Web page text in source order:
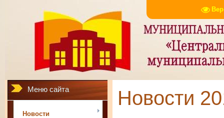
Меню сайта
Новости
Новости